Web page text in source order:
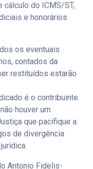
cálculo do ICMS/ST,
e honorários
os eventuais
contados da
restituídos estarão
é o contribuinte.
houver um
que pacifique a
de divergência
Antonio Fidelis-